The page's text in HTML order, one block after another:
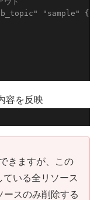
"sample" {
容を反映
きますが、この
ている全リソース
ースのみ削除する